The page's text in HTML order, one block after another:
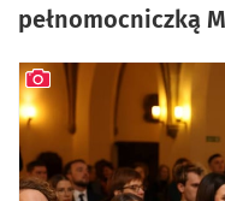
pełnomocniczką